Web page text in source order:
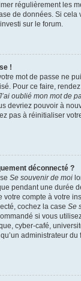
régulièrement les
de données. Si cela
sur le forum.
!
mot de passe ne
Pour ce faire,
oublié mon mot de
devriez pouvoir à
pas à réinitialiser
déconnecté ?
Se souvenir de moi
pendant une durée
votre compte à votre
cochez la case Se
si vous
cyber-café,
administrateur du